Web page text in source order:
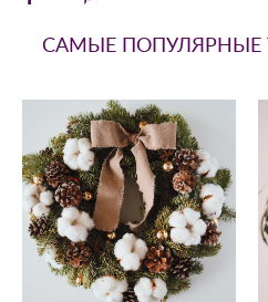
САМЫЕ ПОПУЛЯРНЫЕ